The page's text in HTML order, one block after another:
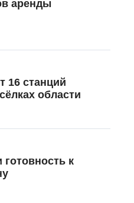
аренды
16 станций
области
к